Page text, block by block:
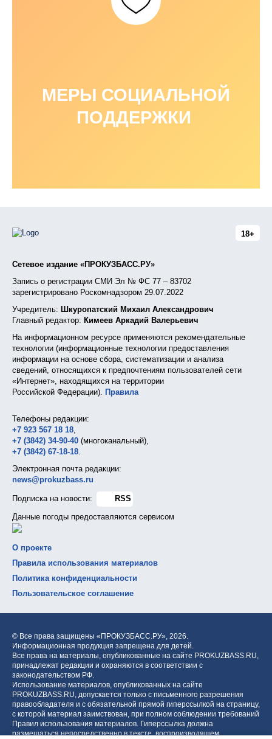
МЕРЫ СОЦИАЛЬНОЙ
ПОДДЕРЖКИ
18+
Сетевое издание «ПРОКУЗБАСС.РУ»
Запись о регистрации СМИ Эл № ФС 77 – 83702
зарегистрировано Роскомнадзором 29.07.2022
Учредитель: Шкуропатский Михаил Александрович
Главный редактор: Кимеев Аркадий Валерьевич
На информационном ресурсе применяются рекомендательные
технологии (информационные технологии предоставления
информации на основе сбора, систематизации и анализа
сведений, относящихся к предпочтениям пользователей сети
«Интернет», находящихся на территории
Российской Федерации).
Правила
Телефоны редакции:
+7 923 567 18 18
+7 (3842) 34-90-40 (многоканальный),
+7 (3842) 67-18-18
Электронная почта редакции:
news@prokuzbass.ru
Подписка на новости:
RSS
Данные погоды предоставляются сервисом
О проекте
Правила использования материалов
Политика конфиденциальности
Пользовательское соглашение
© Все права защищены «ПРОКУЗБАСС.РУ», 2026.
Информационная продукция запрещена для детей.
Все права на материалы, опубликованные на сайте PROKUZBASS.RU,
принадлежат редакции и охраняются в соответствии с
законодательством РФ.
Использование материалов, опубликованных на сайте
PROKUZBASS.RU, допускается только с письменного разрешения
правообладателя и с обязательной прямой гиперссылкой на страницу,
с которой материал заимствован, при полном соблюдении требований
Правил использования материалов. Гиперссылка должна
размещаться непосредственно в тексте, воспроизводящем